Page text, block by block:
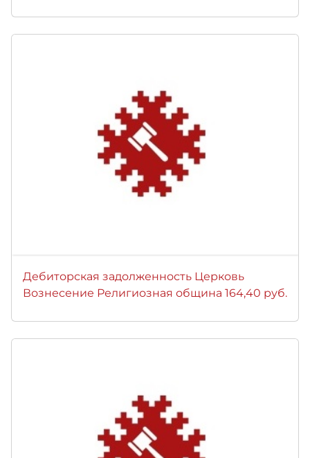
Дебиторская задолженность Церковь
Вознесение Религиозная община 164,40 руб.